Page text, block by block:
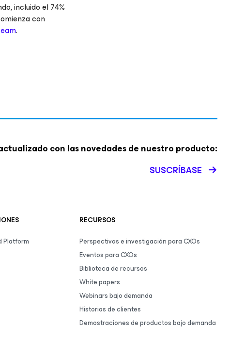
incluido el 74%
con
.
con las novedades de nuestro producto:
SUSCRÍBASE
Platform
RECURSOS
Perspectivas e investigación para CXOs
Eventos para CXOs
Biblioteca de recursos
White papers
Webinars bajo demanda
Historias de clientes
Demostraciones de productos bajo demanda